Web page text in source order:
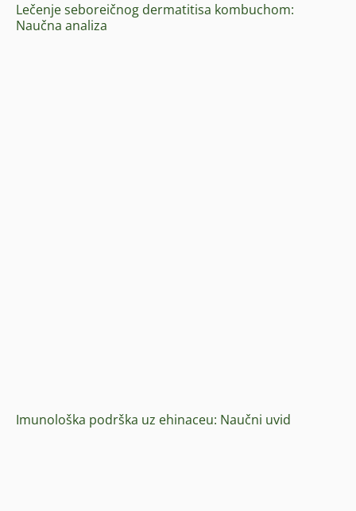
Lečenje seboreičnog dermatitisa kombuchom:
Naučna analiza
Imunološka podrška uz ehinaceu: Naučni uvid